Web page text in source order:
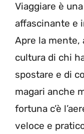
Viaggiare è
affascinante e
Apre la mente,
cultura di chi
spostare e di
magari anche
fortuna c’è
veloce e